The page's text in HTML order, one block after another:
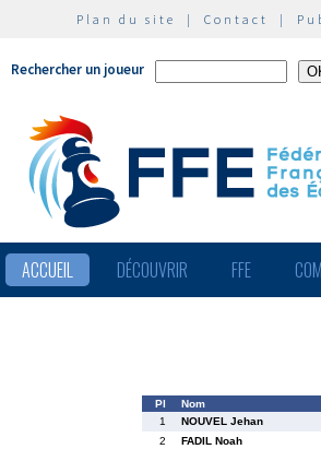
Plan du site | Contact |
Rechercher un joueur
ACCUEIL DÉCOUVRIR FFE
Pl Nom
1
NOUVEL Jehan
2
FADIL Noah